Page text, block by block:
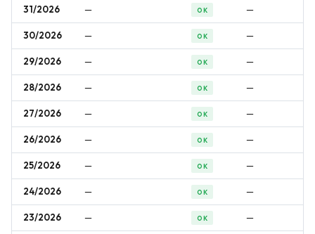
31/2026 — OK —
30/2026 — OK —
29/2026 — OK —
28/2026 — OK —
27/2026 — OK —
26/2026 — OK —
25/2026 — OK —
24/2026 — OK —
23/2026 — OK —